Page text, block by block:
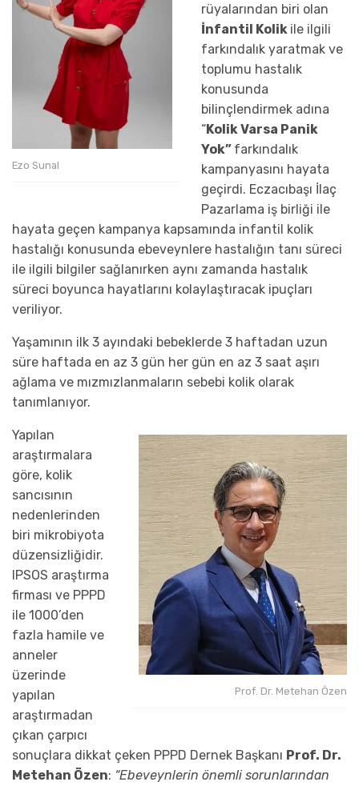
Ezo Sunal
rüyalarından biri olan
İnfantil Kolik ile ilgili
farkındalık yaratmak ve
toplumu hastalık
konusunda
bilinçlendirmek adına
“Kolik Varsa Panik
Yok” farkındalık
kampanyasını hayata
geçirdi. Eczacıbaşı İlaç
Pazarlama iş birliği ile
hayata geçen kampanya kapsamında infantil kolik
hastalığı konusunda ebeveynlere hastalığın tanı süreci
ile ilgili bilgiler sağlanırken aynı zamanda hastalık
süreci boyunca hayatlarını kolaylaştıracak ipuçları
veriliyor.
Yaşamının ilk 3 ayındaki bebeklerde 3 haftadan uzun
süre haftada en az 3 gün her gün en az 3 saat aşırı
ağlama ve mızmızlanmaların sebebi kolik olarak
tanımlanıyor.
Prof. Dr. Metehan Özen
Yapılan
araştırmalara
göre, kolik
sancısının
nedenlerinden
biri mikrobiyota
düzensizliğidir.
IPSOS araştırma
firması ve PPPD
ile 1000’den
fazla hamile ve
anneler
üzerinde
yapılan
araştırmadan
çıkan çarpıcı
sonuçlara dikkat çeken PPPD Dernek Başkanı Prof. Dr.
Metehan Özen: “Ebeveynlerin önemli sorunlarından